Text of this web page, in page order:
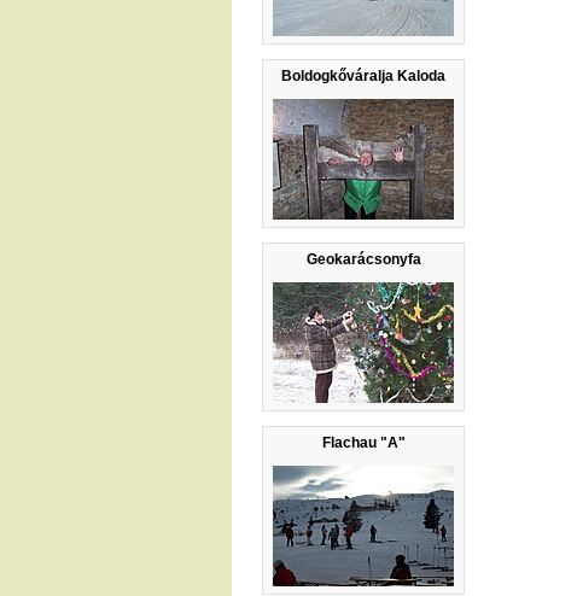
Boldogkőváralja Kaloda
Geokarácsonyfa
Flachau "A"